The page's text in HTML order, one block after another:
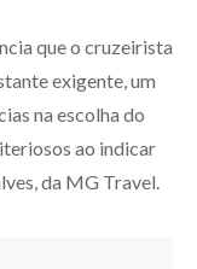
que o cruzeirista
exigente, um
na escolha do
ao indicar
da MG Travel.